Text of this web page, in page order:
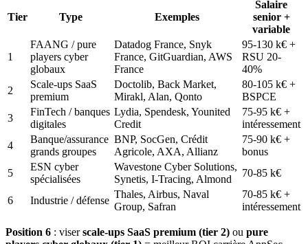
Tier Type Exemples
Salaire
senior +
variable
1
FAANG / pure
players cyber
globaux
Datadog France, Snyk
France, GitGuardian, AWS
France
95-130 k€ +
RSU 20-
40%
2
Scale-ups SaaS
premium
Doctolib, Back Market,
Mirakl, Alan, Qonto
80-105 k€ +
BSPCE
3
FinTech / banques
digitales
Lydia, Spendesk, Younited
Credit
75-95 k€ +
intéressement
4
Banque/assurance
grands groupes
BNP, SocGen, Crédit
Agricole, AXA, Allianz
75-90 k€ +
bonus
5
ESN cyber
spécialisées
Wavestone Cyber Solutions,
Synetis, I-Tracing, Almond
70-85 k€
6 Industrie / défense
Thales, Airbus, Naval
Group, Safran
70-85 k€ +
intéressement
Position 6 : viserscale-ups SaaS premium (tier 2) ou pure